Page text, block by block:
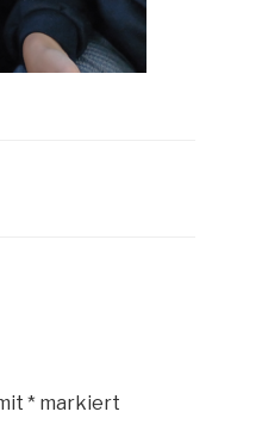
* markiert